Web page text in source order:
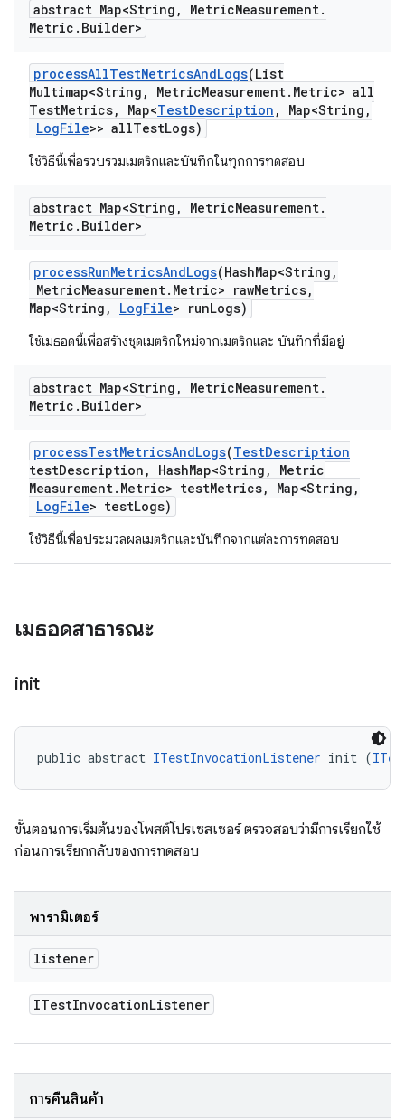
abstract Map<String , MetricMeasurement.
Metric . Builder>
processAllTestMetricsAndLogs(List
Multimap<String , MetricMeasurement. Metric> all
TestMetrics, Map<TestDescription , Map<String ,
LogFile>> allTestLogs)
ใช้วิธีนี้เพื่อรวบรวมเมตริกและบันทึกในทุกการทดสอบ
abstract Map<String , MetricMeasurement.
Metric . Builder>
processRunMetricsAndLogs(HashMap<String ,
MetricMeasurement. Metric> rawMetrics,
Map<String , LogFile> runLogs)
ใช้เมธอดนี้เพื่อสร้างชุดเมตริกใหม่จากเมตริกและ บันทึกที่มีอยู่
abstract Map<String , MetricMeasurement.
Metric . Builder>
processTestMetricsAndLogs(TestDescription
testDescription , HashMap<String ,
Metric
Measurement. Metric> testMetrics, Map<String ,
LogFile> testLogs)
ใช้วิธีนี้เพื่อประมวลผลเมตริกและบันทึกจากแต่ละการทดสอบ
เมธอดสาธารณะ
init
public abstract ITestInvocationListener init (
ขั้นตอนการเริ่มต้นของโพสต์โปรเซสเซอร์ ตรวจสอบว่ามีการเรียกใช้
ก่อนการเรียกกลับของการทดสอบ
พารามิเตอร์
listener
ITestInvocationListener
การคืนสินค้า